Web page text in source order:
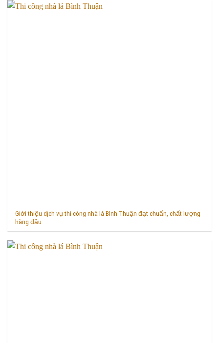
Giới thiệu dịch vụ thi công nhà lá Bình Thuận đạt chuẩn, chất lượng
hàng đầu